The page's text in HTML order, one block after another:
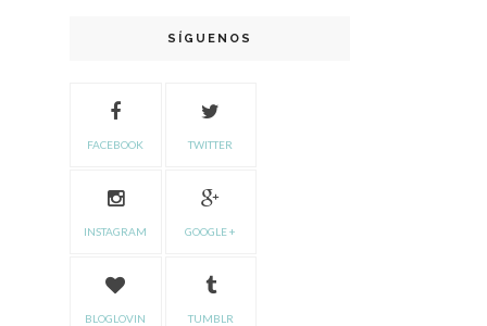
SÍGUENOS
FACEBOOK TWITTER
INSTAGRAM GOOGLE +
BLOGLOVIN TUMBLR